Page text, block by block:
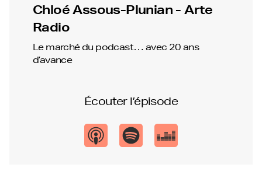
Chloé Assous-Plunian - Arte
Radio
Le marché du podcast… avec 20 ans
d’avance
Écouter l’épisode